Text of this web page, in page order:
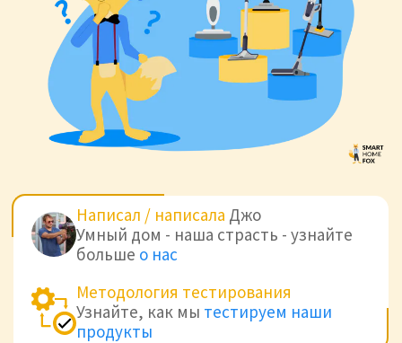
Написал / написала Джо
Умный дом - наша страсть - узнайте
больше о нас
Методология тестирования
Узнайте, как мы тестируем наши
продукты